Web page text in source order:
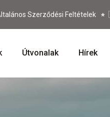
Szerződési Feltételek
Útvonalak Hírek